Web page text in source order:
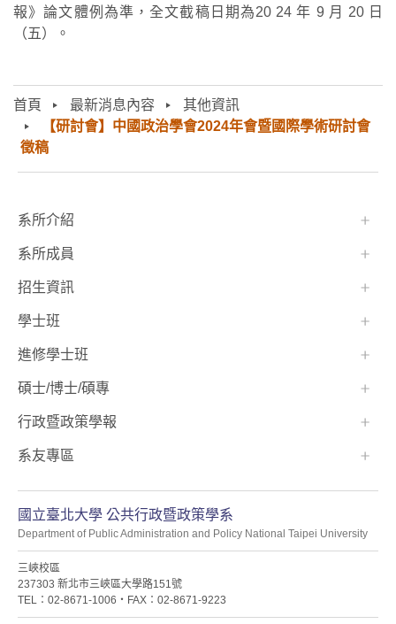
首頁 最新消息內容
其他資訊
【研討會】中國政治學會2024年會暨國際學術研討會
徵稿
報》論文體例為準，全文截稿日期為20 24 年 9 月 20 日
（五）。
:::
國立臺北大學 公共行政暨政策學系
Department of Public Administration and Policy National Taipei University
三峽校區
237303 新北市三峽區大學路151號
TEL：02-8671-1006・FAX：02-8671-9223
系所介紹
系所成員
招生資訊
學士班⠀⠀
進修學士班
碩士/博士/碩專
行政暨政策學報
系友專區